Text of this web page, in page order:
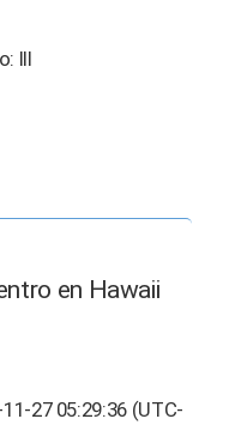
III
en Hawaii
27 05:29:36 (UTC-